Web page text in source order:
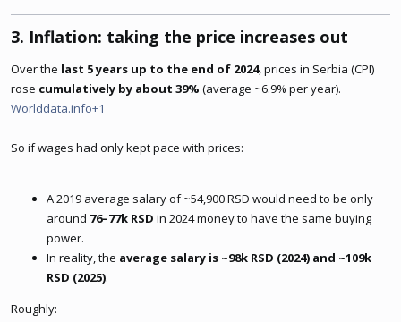
3. Inflation: taking the price increases out​
Over the last 5 years up to the end of 2024, prices in Serbia (CPI)
rose cumulatively by about 39% (average ~6.9% per year).
Worlddata.info+1
So if wages had only kept pace with prices:
A 2019 average salary of ~54,900 RSD would need to be only
around 76–77k RSD in 2024 money to have the same buying
power.
In reality, the average salary is ~98k RSD (2024) and ~109k
RSD (2025).
Roughly: